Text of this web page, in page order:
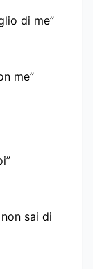
di me”
me”
sai di